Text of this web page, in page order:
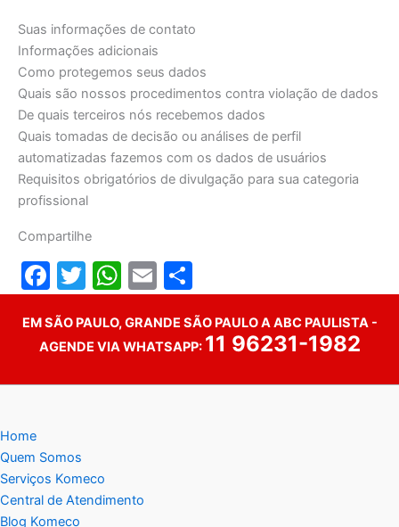
Suas informações de contato
Informações adicionais
Como protegemos seus dados
Quais são nossos procedimentos contra violação de dados
De quais terceiros nós recebemos dados
Quais tomadas de decisão ou análises de perfil
automatizadas fazemos com os dados de usuários
Requisitos obrigatórios de divulgação para sua categoria
profissional
Compartilhe
F
a
c
e
b
o
k
T
w
itt
er
W
h
at
s
A
E
m
ai
l
h
ar
e
EM SÃO PAULO, GRANDE SÃO PAULO A ABC PAULISTA -
AGENDE VIA WHATSAPP: 11 96231-1982
Home
Quem Somos
Serviços Komeco
Central de Atendimento
Blog Komeco